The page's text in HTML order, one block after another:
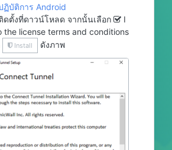
ฏิบัติการ Android
ดตั้งที่ดาวน์โหลด จากนั้นเลือก
I
the license terms and conditions
Install ดังภาพ